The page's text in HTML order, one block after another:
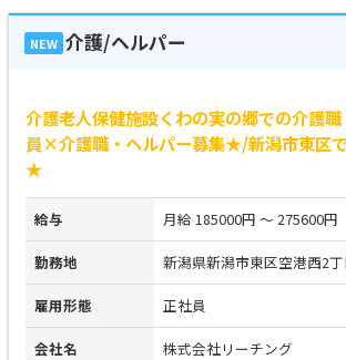
NEW 介護/ヘルパー
介護老人保健施設くわの実の郷での介護
員×介護職・ヘルパー募集★/新潟市東区
★
給与 月給 185000円 ～ 275600円
勤務地 新潟県新潟市東区空港西2
雇用形態 正社員
会社名 株式会社リーチング